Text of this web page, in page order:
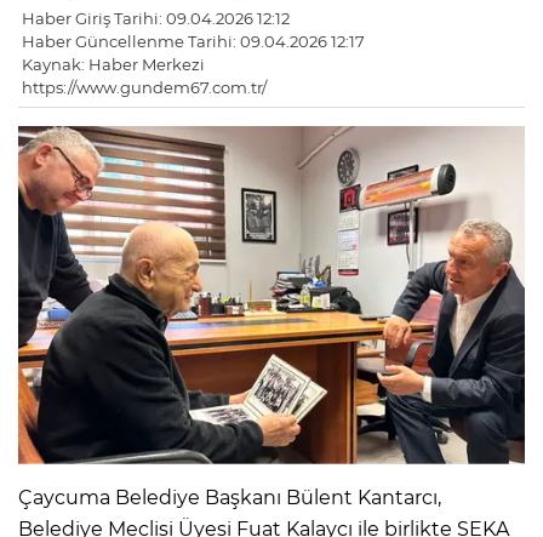
Haber Giriş Tarihi: 09.04.2026 12:12
Haber Güncellenme Tarihi: 09.04.2026 12:17
Kaynak: Haber Merkezi
https://www.gundem67.com.tr/
Çaycuma Belediye Başkanı Bülent Kantarcı,
Belediye Meclisi Üyesi Fuat Kalaycı ile birlikte SEKA